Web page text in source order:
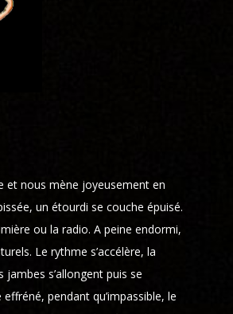
et nous mène joyeusement en
un étourdi se couche épuisé.
ou la radio. A peine endormi,
Le rythme s’accélère, la
s’allongent puis se
pendant qu’impassible, le